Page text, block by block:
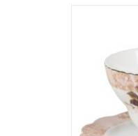
Een geweldig